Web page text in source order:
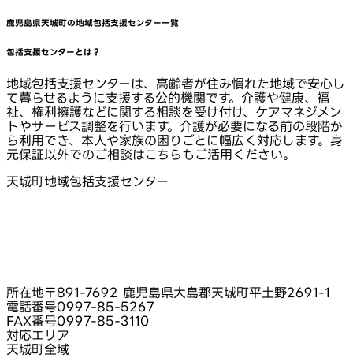
鹿児島県天城町の地域包括支援センター一覧
包括支援センターとは？
地域包括支援センターは、高齢者が住み慣れた地域で安心し
て暮らせるように支援する公的機関です。介護や健康、福
祉、権利擁護などに関する相談を受け付け、ケアマネジメン
トやサービス調整を行います。介護が必要になる前の段階か
ら利用でき、本人や家族の困りごとに幅広く対応します。身
元保証以外でのご相談はこちらもご活用ください。
天城町地域包括支援センター
所在地〒891-7692 鹿児島県大島郡天城町平土野2691-1
電話番号0997-85-5267
FAX番号0997-85-3110
対応エリア
天城町全域